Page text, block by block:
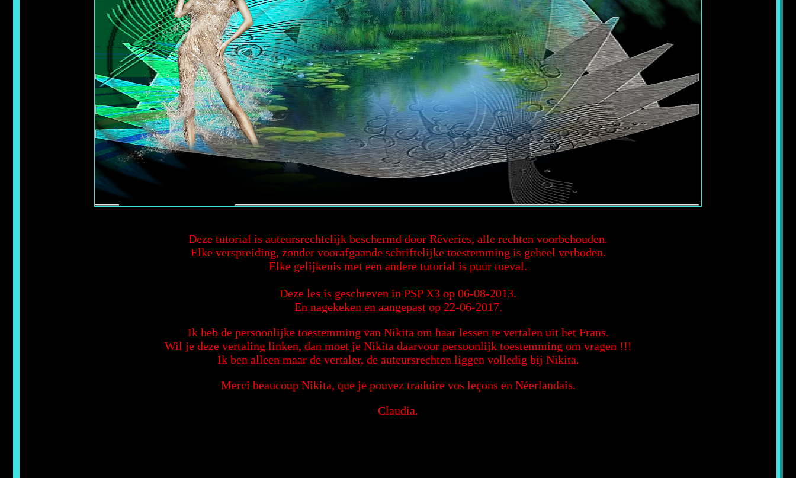
Deze tutorial is auteursrechtelijk beschermd door Rêveries, alle rechten voorbehouden.
Elke verspreiding, zonder voorafgaande schriftelijke toestemming is geheel verboden.
Elke gelijkenis met een andere tutorial is puur toeval.
Deze les is geschreven in PSP X3 op 06-08-2013.
En nagekeken en aangepast op 22-06-2017.
Ik heb de persoonlijke toestemming van Nikita om haar lessen te vertalen uit het Frans.
Wil je deze vertaling linken, dan moet je Nikita daarvoor persoonlijk toestemming om vragen !!!
Ik ben alleen maar de vertaler, de auteursrechten liggen volledig bij Nikita.
Merci beaucoup Nikita, que je pouvez traduire vos leçons en Néerlandais.
Claudia.